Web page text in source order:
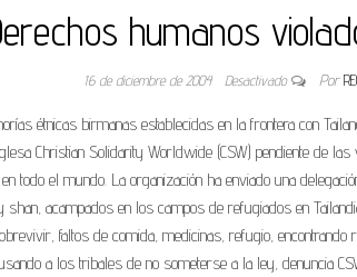
humanos
16 de diciembre de 2004 Desactivado Por
étnicas birmanas establecidas en la frontera con
Christian Solidarity Worldwide (CSW) pendiente de
todo el mundo. La organización ha enviado una
acampados en los campos de refugiados en
faltos de comida, medicinas, refugio,
a los tribales de no someterse a la ley, denuncia